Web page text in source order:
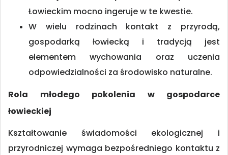
Łowieckim mocno ingeruje w te kwestie.
W wielu rodzinach kontakt z przyrodą,
gospodarką łowiecką i tradycją jest
elementem wychowania oraz uczenia
odpowiedzialności za środowisko naturalne.
Rola młodego pokolenia w gospodarce
łowieckiej
Kształtowanie świadomości ekologicznej i
przyrodniczej wymaga bezpośredniego kontaktu z